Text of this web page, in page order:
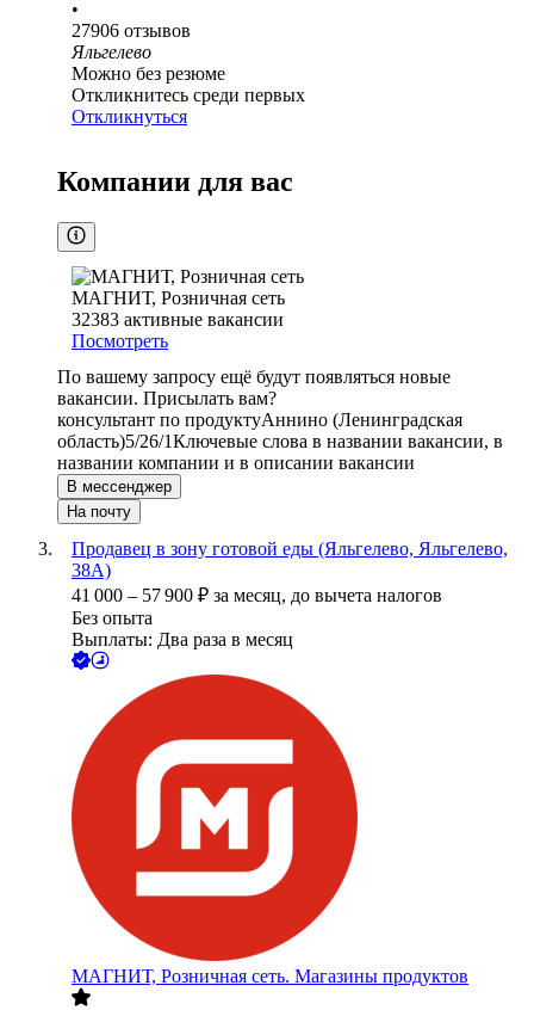
•
27906 отзывов
Яльгелево
Можно без резюме
Откликнитесь среди первых
Откликнуться
Компании для вас
МАГНИТ, Розничная сеть
32383 активные вакансии
Посмотреть
По вашему запросу ещё будут появляться новые
вакансии. Присылать вам?
консультант по продуктуАннино (Ленинградская
область)5/26/1Ключевые слова в названии вакансии, в
названии компании и в описании вакансии
В мессенджер
На почту
Продавец в зону готовой еды (Яльгелево, Яльгелево,
38А)
41 000 – 57 900 ₽ за месяц, до вычета налогов
Без опыта
Выплаты: Два раза в месяц
МАГНИТ, Розничная сеть. Магазины продуктов